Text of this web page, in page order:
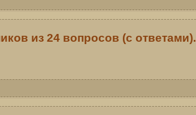
из 24 вопросов (с ответами).